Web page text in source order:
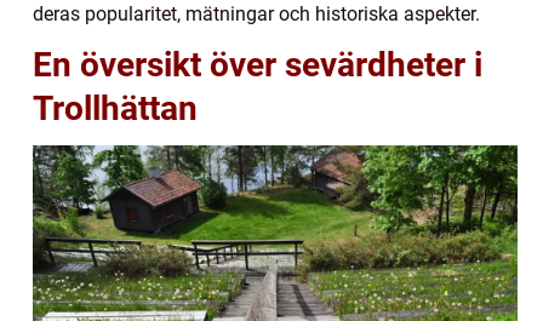
deras popularitet, mätningar och historiska aspekter.
En översikt över sevärdheter i
Trollhättan